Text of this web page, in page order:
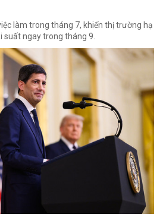
làm trong tháng 7, khiến thị trường hạ
suất ngay trong tháng 9.